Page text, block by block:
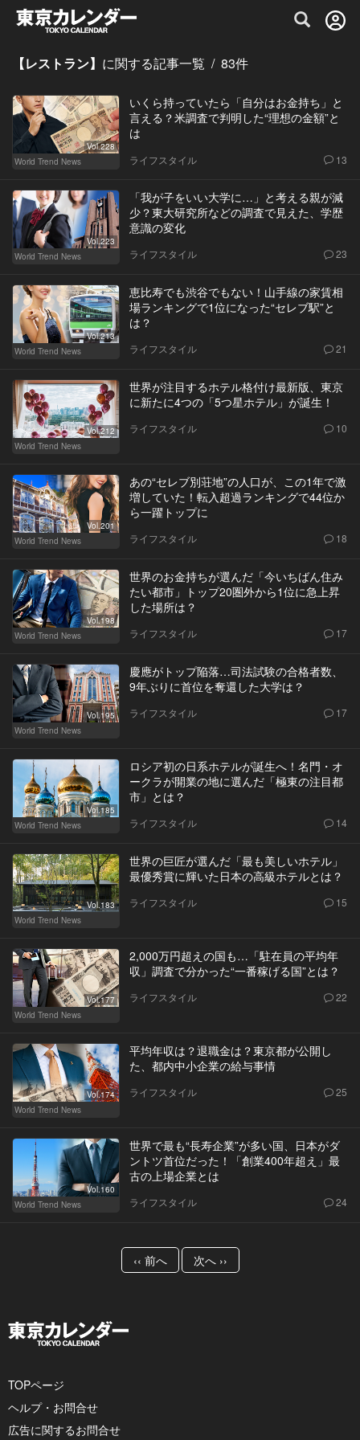
グルメ情報・プレミアムレストラン予約
【レストラン】 に関する記事一覧 / 83件
Vol.228
World Trend News
いくら持っていたら「自分はお金持ち」と
言える？米調査で判明した“理想の金額”と
は
ライフスタイル 13
Vol.223
World Trend News
「我が子をいい大学に…」と考える親が減
少？東大研究所などの調査で見えた、学歴
意識の変化
ライフスタイル 23
Vol.213
World Trend News
恵比寿でも渋谷でもない！山手線の家賃相
場ランキングで1位になった“セレブ駅”と
は？
ライフスタイル 21
Vol.212
World Trend News
世界が注目するホテル格付け最新版、東京
に新たに4つの「5つ星ホテル」が誕生！
ライフスタイル 10
Vol.201
World Trend News
あの“セレブ別荘地”の人口が、この1年で激
増していた！転入超過ランキングで44位か
ら一躍トップに
ライフスタイル 18
Vol.198
World Trend News
世界のお金持ちが選んだ「今いちばん住み
たい都市」トップ20圏外から1位に急上昇
した場所は？
ライフスタイル 17
Vol.195
World Trend News
慶應がトップ陥落…司法試験の合格者数、
9年ぶりに首位を奪還した大学は？
ライフスタイル 17
Vol.185
World Trend News
ロシア初の日系ホテルが誕生へ！名門・オ
ークラが開業の地に選んだ「極東の注目都
市」とは？
ライフスタイル 14
Vol.183
World Trend News
世界の巨匠が選んだ「最も美しいホテル」
最優秀賞に輝いた日本の高級ホテルとは？
ライフスタイル 15
Vol.177
World Trend News
2,000万円超えの国も…「駐在員の平均年
収」調査で分かった“一番稼げる国”とは？
ライフスタイル 22
Vol.174
World Trend News
平均年収は？退職金は？東京都が公開し
た、都内中小企業の給与事情
ライフスタイル 25
Vol.160
World Trend News
世界で最も“長寿企業”が多い国、日本がダ
ントツ首位だった！「創業400年超え」最
古の上場企業とは
ライフスタイル 24
‹‹ 前へ 次へ ››
TOPページ
ヘルプ・お問合せ
広告に関するお問合せ